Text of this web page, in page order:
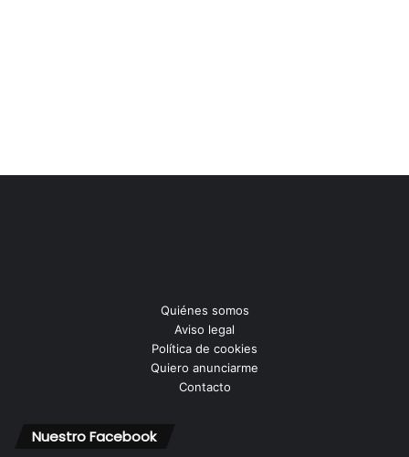
Quiénes somos
Aviso legal
Política de cookies
Quiero anunciarme
Contacto
Nuestro Facebook